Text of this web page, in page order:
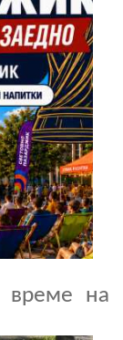
време на